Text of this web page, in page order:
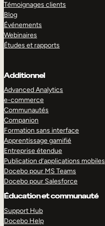
Témoignages clients
Blog
Événements
Webinaires
Études et rapports
Additionnel
Advanced Analytics
e-commerce
Communautés
Companion
Formation sans interface
Apprentissage gamifié
Entreprise étendue
Publication d’applications mobiles
Docebo pour MS Teams
Docebo pour Salesforce
Éducation et communauté
Support Hub
Docebo Help